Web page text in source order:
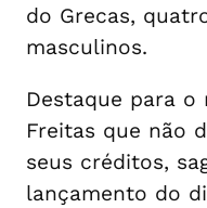
do Grecas,
masculinos.
Destaque para o
Freitas que não
seus créditos,
lançamento do